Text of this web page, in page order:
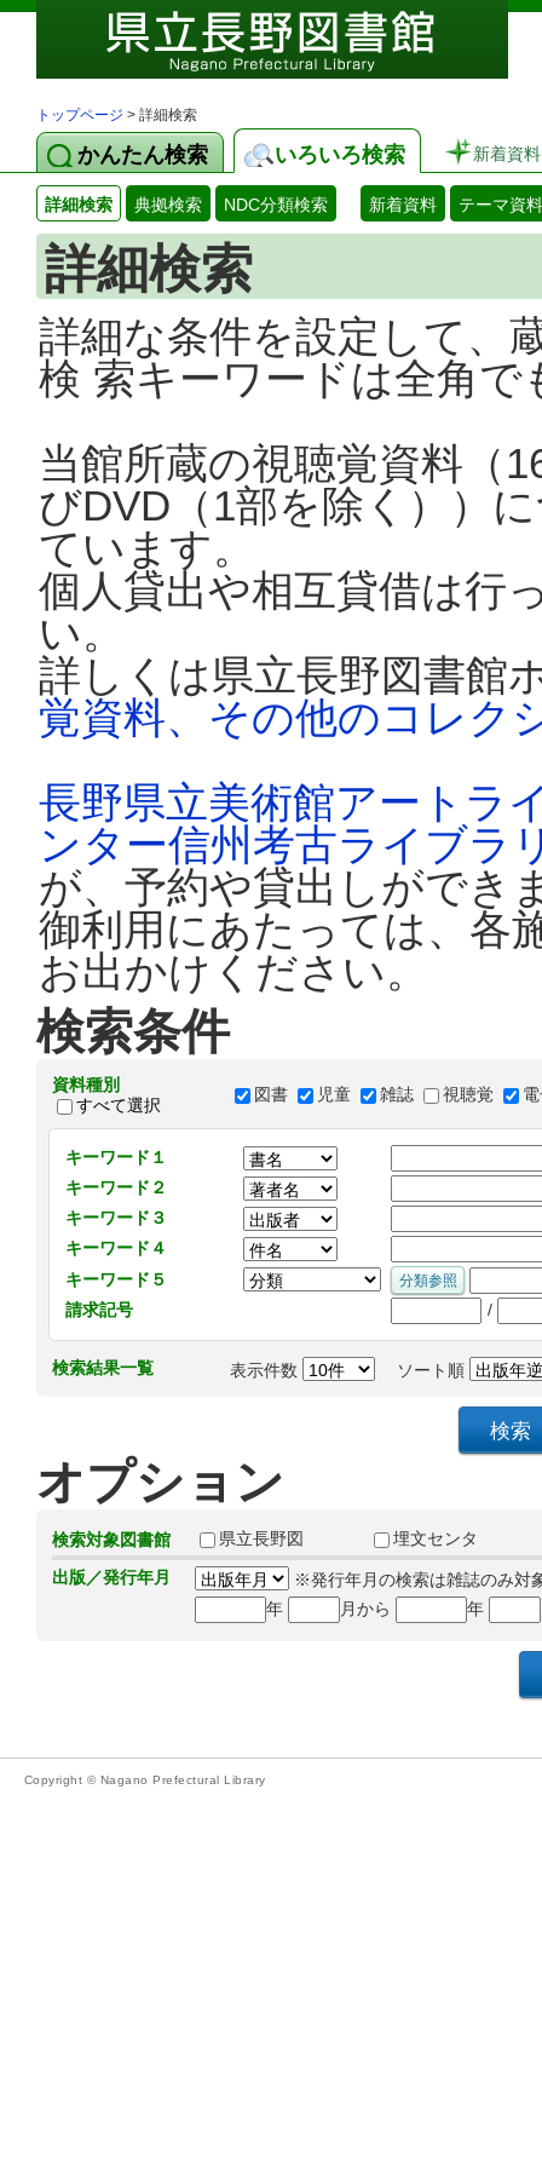
トップページ > 詳細検索
かんたん検索 いろいろ検索 新着資料
詳細検索 典拠検索 NDC分類検索 新着資料 テーマ資料
詳細検索
詳細な条件を設定して、
検 索キーワードは全角
当館所蔵の視聴覚資料（
びDVD（1部を除く））
ています。
個人貸出や相互貸借は行
い。
詳しくは県立長野図書館
覚資料、その他のコレク
長野県立美術館アートラ
ンター信州考古ライブラ
が、予約や貸出しができ
御利用にあたっては、各
お出かけください。
検索条件
資料種別
すべて選択
図書 児童 雑誌 視聴覚
キーワード１
キーワード２
キーワード３
キーワード４
キーワード５
請求記号
/
検索結果一覧 表示件数 ソート順
オプション
検索対象図書館 県立長野図
埋文センタ
出版／発行年月
※発行年月の検索は雑誌のみ対
年
月から 年
Copyright © Nagano Prefectural Library